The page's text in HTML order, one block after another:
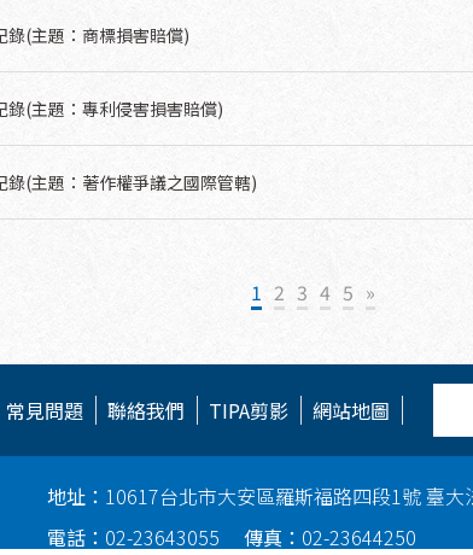
錄(主題：商標損害賠償)
(主題：專利侵害損害賠償)
(主題：著作權爭議之國際管轄)
1 2 3 4 5 »
常見問題 聯絡我們 TIPA剪影 網站地圖
地址： 10617台北市大安區羅斯福路四段1號 臺
電話： 02-23643055 傳真： 02-23644250